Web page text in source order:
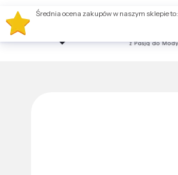
Średnia ocena zakupów w naszym sklepie to: